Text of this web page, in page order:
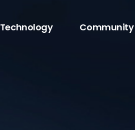
Technology Community